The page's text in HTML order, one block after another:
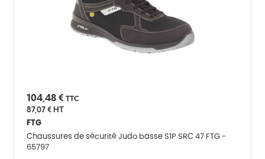
104,48 € TTC
87,07 €HT
FTG
Chaussures de sécurité Judo basse S1P SRC 47 FTG -
65797